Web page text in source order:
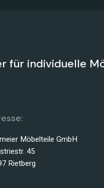
für individuelle
Möbelteile GmbH
45
Rietberg